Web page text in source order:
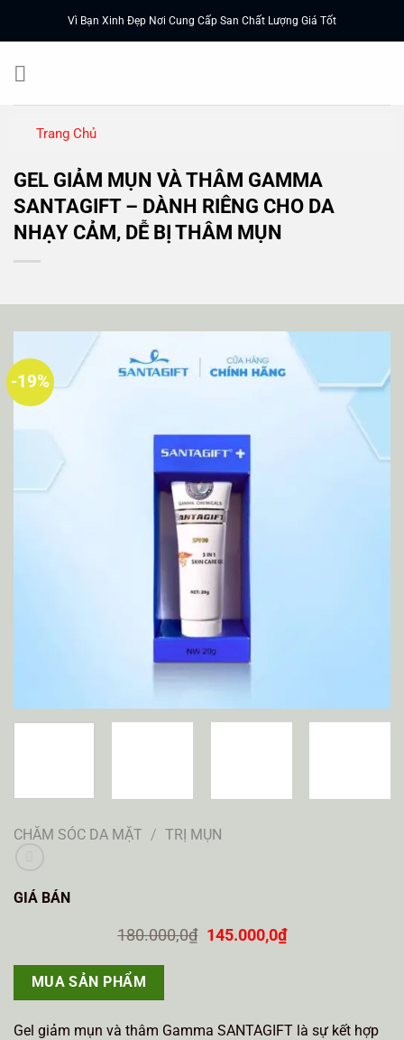
dung
Vì Bạn Xinh Đẹp Nơi Cung Cấp San Chất Lượng Giá Tốt
Trang Chủ
GEL GIẢM MỤN VÀ THÂM GAMMA
SANTAGIFT – DÀNH RIÊNG CHO DA
NHẠY CẢM, DỄ BỊ THÂM MỤN
-19%
CHĂM SÓC DA MẶT / TRỊ MỤN
GIÁ BÁN
180.000,0₫ Giá
145.000,0₫Giá
hiện
MUA SẢN PHẨM
Gel giảm mụn và thâm Gamma SANTAGIFT là sự kết hợp